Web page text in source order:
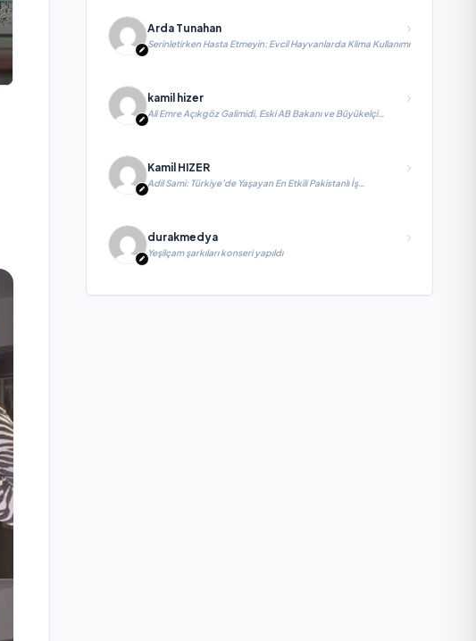
Arda Tunahan
Serinletirken Hasta Etmeyin: Evcil Hayvanlarda Klima Kullanımı
kamil hizer
Ali Emre Açıkgöz Galimidi, Eski AB Bakanı ve Büyükelçi
Egemen Bağış ile değerlendirmelerde bulundu
Kamil HIZER
Adil Sami: Türkiye’de Yaşayan En Etkili Pakistanlı İş
İnsanlarından Biri, Yatırım ve Ekonomik Diplomasiyi
durakmedya
Yeşilçam şarkıları konseri yapıldı